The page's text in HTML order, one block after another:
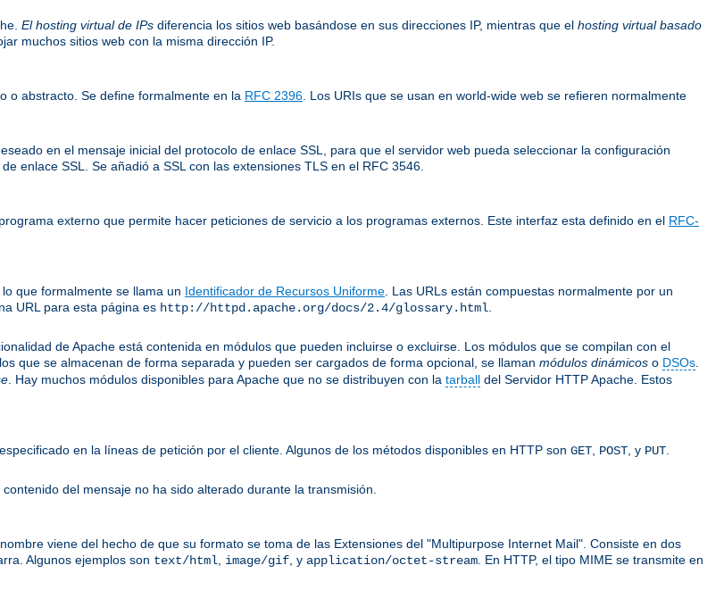
El hosting virtual de IPs diferencia los sitios web basándose en sus direcciones IP, mientras que el hosting virtual basado
muchos sitios web con la misma dirección IP.
o abstracto. Se define formalmente en la RFC 2396 . Los URIs que se usan en world-wide web se refieren normalmente
en el mensaje inicial del protocolo de enlace SSL, para que el servidor web pueda seleccionar la configuración
enlace SSL. Se añadió a SSL con las extensiones TLS en el RFC 3546.
externo que permite hacer peticiones de servicio a los programas externos. Este interfaz esta definido en el RFC-
que formalmente se llama un Identificador de Recursos Uniforme . Las URLs están compuestas normalmente por un
URL para esta página es http://httpd.apache.org/docs/2.4/glossary.html
de Apache está contenida en módulos que pueden incluirse o excluirse. Los módulos que se compilan con el
los que se almacenan de forma separada y pueden ser cargados de forma opcional, se llaman módulos dinámicos o DSOs
. Hay muchos módulos disponibles para Apache que no se distribuyen con la tarball del Servidor HTTP Apache. Estos
en la líneas de petición por el cliente. Algunos de los métodos disponibles en HTTP son GET POST , y PUT
del mensaje no ha sido alterado durante la transmisión.
viene del hecho de que su formato se toma de las Extensiones del "Multipurpose Internet Mail". Consiste en dos
Algunos ejemplos son text/html image/gif , y application/octet-stream . En HTTP, el tipo MIME se transmite en